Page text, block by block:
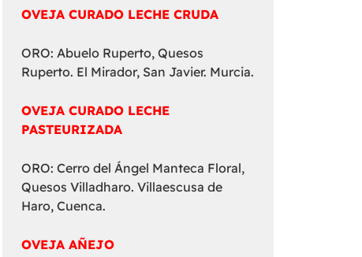
OVEJA CURADO LECHE CRUDA
ORO: Abuelo Ruperto, Quesos
Ruperto. El Mirador, San Javier. Murcia.
OVEJA CURADO LECHE
PASTEURIZADA
ORO: Cerro del Ángel Manteca Floral,
Quesos Villadharo. Villaescusa de
Haro, Cuenca.
OVEJA AÑEJO